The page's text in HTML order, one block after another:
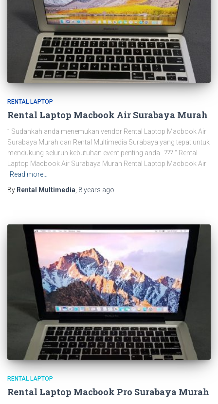
RENTAL LAPTOP
Rental Laptop Macbook Air Surabaya Murah
” Sudahkah anda menemukan vendor Rental Laptop Macbook Air
Surabaya Murah dan Rental Multimedia Surabaya yang tepat untuk
mendukung seluruh kebutuhan event penting anda…??? “ Rental
Laptop Macbook Air Surabaya Murah Rental Laptop Macbook Air
Read more…
By Rental Multimedia 8 years ago
RENTAL LAPTOP
Rental Laptop Macbook Pro Surabaya Murah